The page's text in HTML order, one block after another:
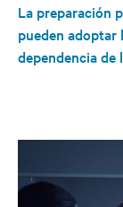
La preparación
pueden adoptar
dependencia de